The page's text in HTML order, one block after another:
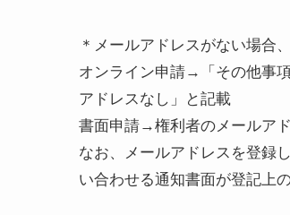
＊メールアドレスがない場合
オンライン申請→「その他事
アドレスなし」と記載
書面申請→権利者のメールア
なお、メールアドレスを登録
い合わせる通知書面が登記上